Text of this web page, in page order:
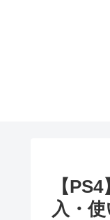
【
入・